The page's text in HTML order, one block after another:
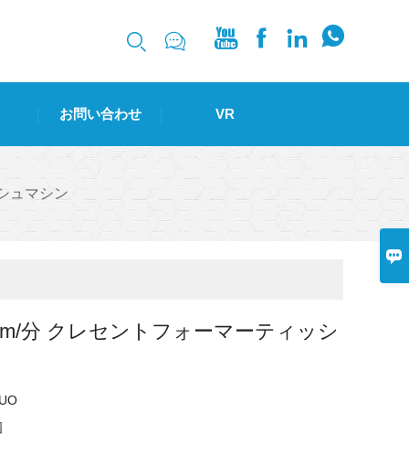

     
お問い合わせ VR
ュマシン
分 クレセントフォーマーティッシ